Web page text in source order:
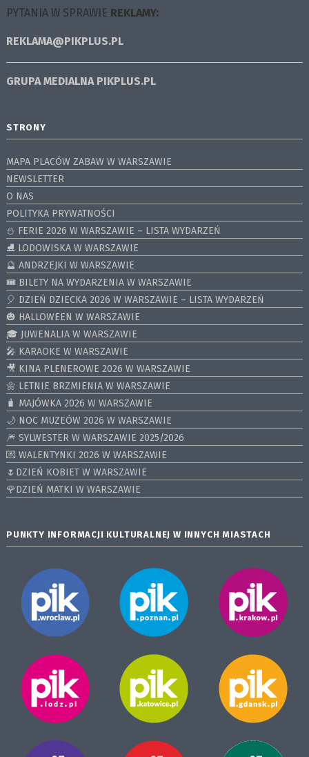
PYTANIA W SPRAWIE REKLAMY:
REKLAMA@PIKPLUS.PL
GRUPA MEDIALNA PIKPLUS.PL
STRONY
MAPA PLACÓW ZABAW W WARSZAWIE
NEWSLETTER
O NAS
POLITYKA PRYWATNOŚCI
⛄️ FERIE 2026 W WARSZAWIE – LISTA WYDARZEŃ
⛸ LODOWISKA W WARSZAWIE
🔮 ANDRZEJKI W WARSZAWIE
🎟️ BILETY NA WYDARZENIA W WARSZAWIE
🎈 DZIEŃ DZIECKA 2026 W WARSZAWIE – LISTA WYDARZEŃ
🎃 HALLOWEEN W WARSZAWIE
🎓 JUWENALIA W WARSZAWIE
🎤 KARAOKE W WARSZAWIE
🎥 KINA PLENEROWE 2026 W WARSZAWIE
🌼 LETNIE BRZMIENIA W WARSZAWIE
🧳 MAJÓWKA 2026 W WARSZAWIE
🌙 NOC MUZEÓW 2026 W WARSZAWIE
🎆 SYLWESTER W WARSZAWIE 2025/2026
💌 WALENTYNKI 2026 W WARSZAWIE
🌷DZIEŃ KOBIET W WARSZAWIE
🌹DZIEŃ MATKI W WARSZAWIE
PUNKTY INFORMACJI KULTURALNEJ W INNYCH MIASTACH